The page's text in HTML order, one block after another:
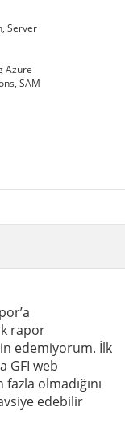
Server
Azure
SAM
rapor
edemiyorum. İlk
GFI web
olmadığını
edebilir